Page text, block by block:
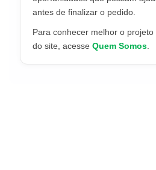
antes de finalizar o pedido.
Para conhecer melhor o
do site, acesse Quem Somos